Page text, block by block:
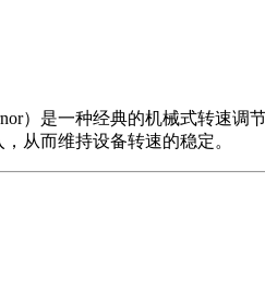
）是一种经典的机械式转速
从而维持设备转速的稳定。